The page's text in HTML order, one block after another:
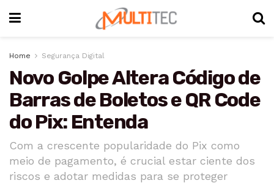
Home Segurança Digital
Novo Golpe Altera Código de
Barras de Boletos e QR Code
do Pix: Entenda
Com a crescente popularidade do Pix como
meio de pagamento, é crucial estar ciente dos
riscos e adotar medidas para se proteger